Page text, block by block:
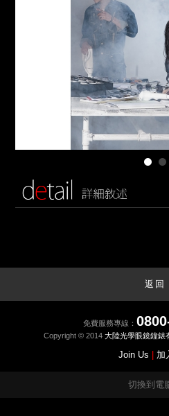
返回
免費服務專線：
Copyright © 2014 大陸光學眼鏡鐘錶
Join Us 加
切換到電